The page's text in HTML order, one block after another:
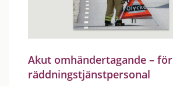
Akut omhändertagande – för
räddningstjänstpersonal